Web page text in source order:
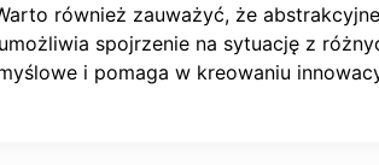
również zauważyć, że
spojrzenie na sytuację z
i pomaga w kreowaniu